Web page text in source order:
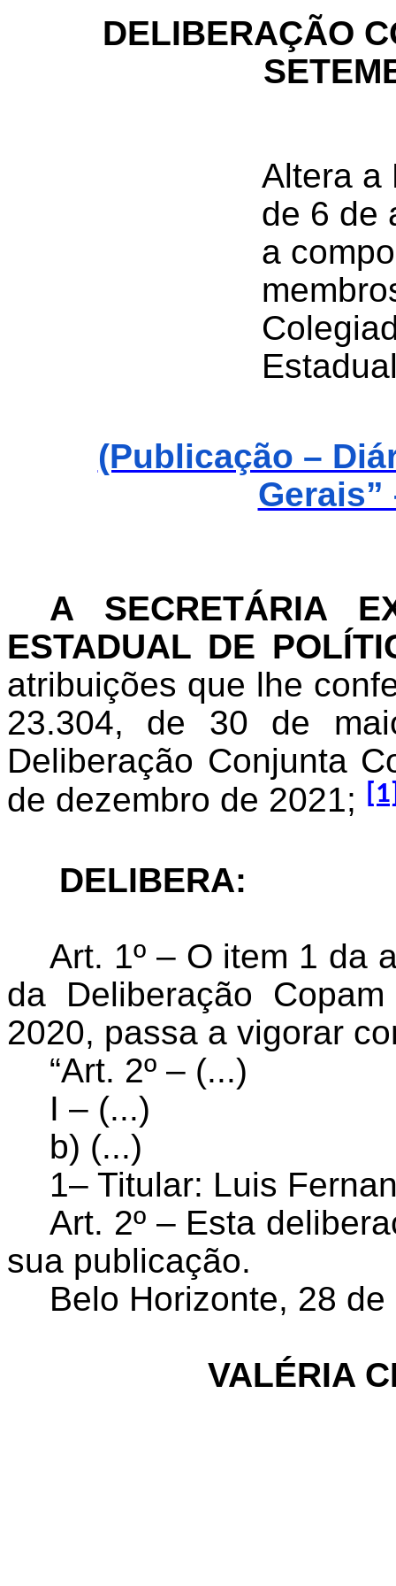
DELIBERAÇÃO
Altera a
de 6 de
a
(Publicação –
Gerais”
A SECRETÁRIA
ESTADUAL DE
atribuições que lhe
23.304, de 30 de
Deliberação Conjunta
de dezembro de 2021;
DELIBERA:
Art. 1º – O item 1 da
da Deliberação
2020, passa a vigorar
“Art. 2º – (...)
I – (...)
b) (...)
1– Titular: Luis
Art. 2º – Esta
sua publicação.
Belo Horizonte, 28
VALÉRIA